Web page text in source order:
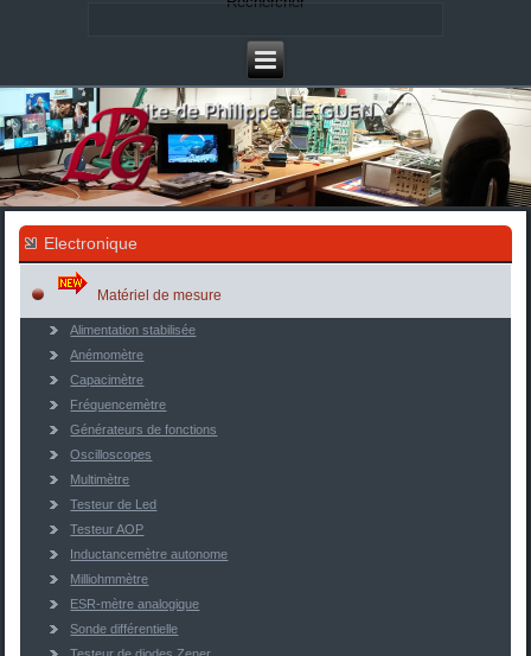
Electronique
Matériel de mesure
Alimentation stabilisée
Anémomètre
Capacimètre
Fréquencemètre
Générateurs de fonctions
Oscilloscopes
Multimètre
Testeur de Led
Testeur AOP
Inductancemètre autonome
Milliohmmètre
ESR-mètre analogique
Sonde différentielle